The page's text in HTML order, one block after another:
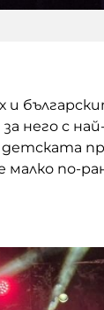
и
за него с
малко по-